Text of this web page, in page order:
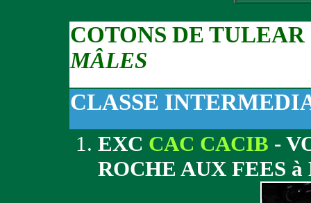
COTONS DE TULEAR
MÂLES
CLASSE
EXC CAC CACIB -
ROCHE AUX FEES